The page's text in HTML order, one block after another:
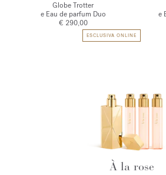
Globe Trotter
e Eau de parfum Duo
€ 290,00
e
ESCLUSIVA ONLINE
À la rose